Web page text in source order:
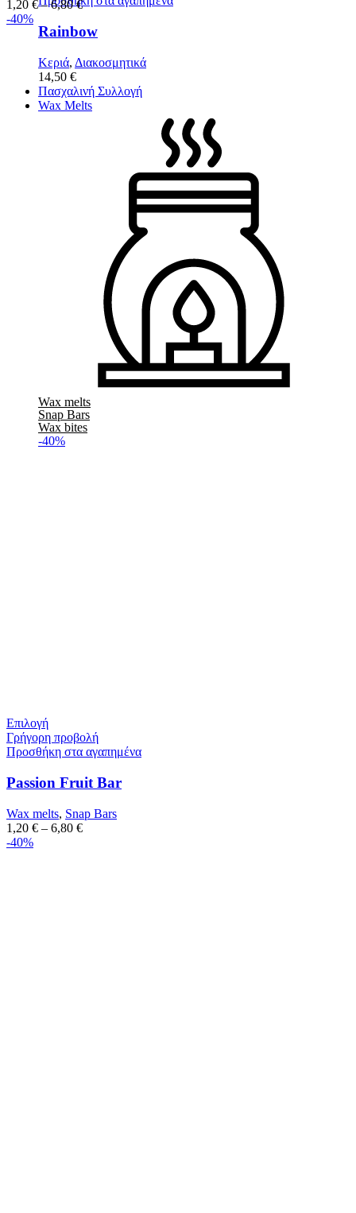
Rainbow
Κεριά, Διακοσμητικά
14,50 €
Πασχαλινή Συλλογή
Wax Melts
Wax melts
Snap Bars
Wax bites
-40%
1,20 €–6,80€
-40%
Επιλογή
Γρήγορη προβολή
Προσθήκη στα αγαπημένα
Passion Fruit Bar
Wax melts, Snap Bars
1,20 € – 6,80 €
-40%